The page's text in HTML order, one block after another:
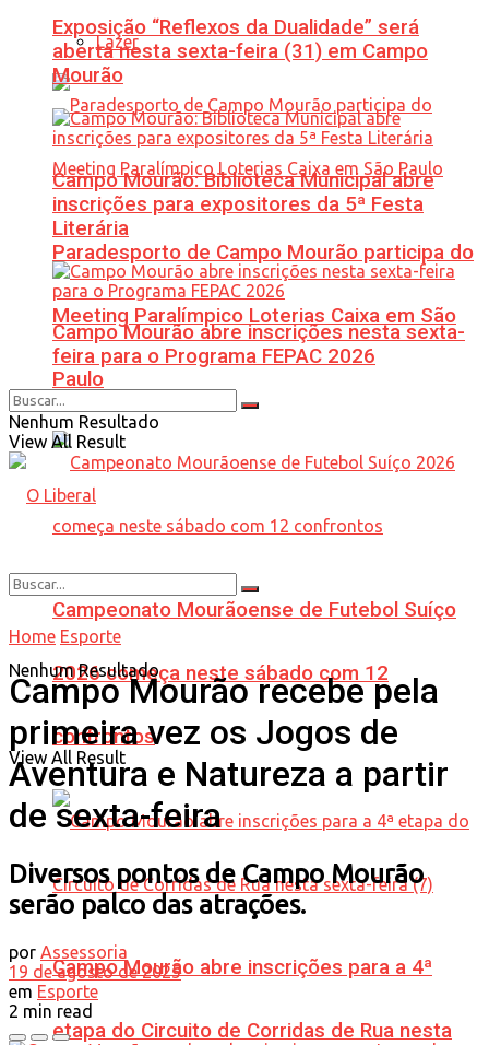
Lazer
Paradesporto de Campo Mourão participa do
Meeting Paralímpico Loterias Caixa em São
Paulo
Campeonato Mourãoense de Futebol Suíço
2026 começa neste sábado com 12
confrontos
Campo Mourão abre inscrições para a 4ª
etapa do Circuito de Corridas de Rua nesta
Exposição “Reflexos da Dualidade” será
aberta nesta sexta-feira (31) em Campo
Mourão
Campo Mourão: Biblioteca Municipal abre
inscrições para expositores da 5ª Festa
Literária
Campo Mourão abre inscrições nesta sexta-
feira para o Programa FEPAC 2026
Nenhum Resultado
View All Result
Nenhum Resultado
View All Result
Home Esporte
Campo Mourão recebe pela
primeira vez os Jogos de
Aventura e Natureza a partir
de sexta-feira
Diversos pontos de Campo Mourão
serão palco das atrações.
por Assessoria
19 de agosto de 2025
em Esporte
2 min read